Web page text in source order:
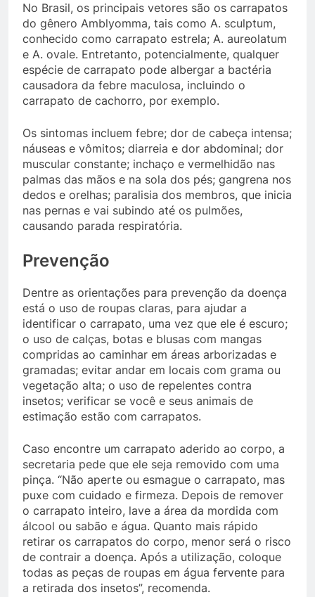
No Brasil, os principais vetores são os carrapatos
do gênero Amblyomma, tais como A. sculptum,
conhecido como carrapato estrela; A. aureolatum
e A. ovale. Entretanto, potencialmente, qualquer
espécie de carrapato pode albergar a bactéria
causadora da febre maculosa, incluindo o
carrapato de cachorro, por exemplo.
Os sintomas incluem febre; dor de cabeça intensa;
náuseas e vômitos; diarreia e dor abdominal; dor
muscular constante; inchaço e vermelhidão nas
palmas das mãos e na sola dos pés; gangrena nos
dedos e orelhas; paralisia dos membros, que inicia
nas pernas e vai subindo até os pulmões,
causando parada respiratória.
Prevenção
Dentre as orientações para prevenção da doença
está o uso de roupas claras, para ajudar a
identificar o carrapato, uma vez que ele é escuro;
o uso de calças, botas e blusas com mangas
compridas ao caminhar em áreas arborizadas e
gramadas; evitar andar em locais com grama ou
vegetação alta; o uso de repelentes contra
insetos; verificar se você e seus animais de
estimação estão com carrapatos.
Caso encontre um carrapato aderido ao corpo, a
secretaria pede que ele seja removido com uma
pinça. “Não aperte ou esmague o carrapato, mas
puxe com cuidado e firmeza. Depois de remover
o carrapato inteiro, lave a área da mordida com
álcool ou sabão e água. Quanto mais rápido
retirar os carrapatos do corpo, menor será o risco
de contrair a doença. Após a utilização, coloque
todas as peças de roupas em água fervente para
a retirada dos insetos”, recomenda.